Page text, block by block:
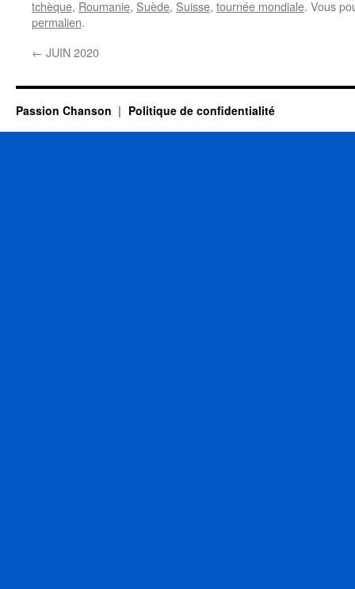
tchèque, Roumanie, Suède, Suisse, tournée mondiale. Vous
permalien.
← JUIN 2020
Passion Chanson Politique de confidentialité